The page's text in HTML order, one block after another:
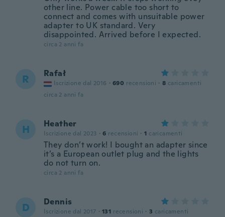
other line. Power cable too short to
connect and comes with unsuitable power
adapter to UK standard. Very
disappointed. Arrived before I expected.
circa 2 anni fa
R Rafał
Iscrizione dal 2016 · 690 recensioni · 8 caricamenti
circa 2 anni fa
H Heather
Iscrizione dal 2023 · 6 recensioni · 1 caricamenti
They don’t work! I bought an adapter since
it’s a European outlet plug and the lights
do not turn on.
circa 2 anni fa
D Dennis
Iscrizione dal 2017 · 131 recensioni · 3 caricamenti